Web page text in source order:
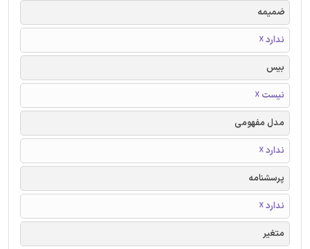
ضمیمه
ندارد ☓
بیس
نیست ☓
مدل مفهومی
ندارد ☓
پرسشنامه
ندارد ☓
متغیر